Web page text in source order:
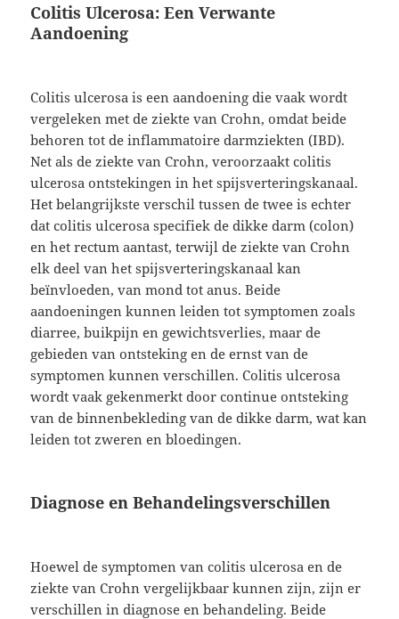
Colitis Ulcerosa: Een Verwante
Aandoening
Colitis ulcerosa is een aandoening die vaak wordt
vergeleken met de ziekte van Crohn, omdat beide
behoren tot de inflammatoire darmziekten (IBD).
Net als de ziekte van Crohn, veroorzaakt colitis
ulcerosa ontstekingen in het spijsverteringskanaal.
Het belangrijkste verschil tussen de twee is echter
dat colitis ulcerosa specifiek de dikke darm (colon)
en het rectum aantast, terwijl de ziekte van Crohn
elk deel van het spijsverteringskanaal kan
beïnvloeden, van mond tot anus. Beide
aandoeningen kunnen leiden tot symptomen zoals
diarree, buikpijn en gewichtsverlies, maar de
gebieden van ontsteking en de ernst van de
symptomen kunnen verschillen. Colitis ulcerosa
wordt vaak gekenmerkt door continue ontsteking
van de binnenbekleding van de dikke darm, wat kan
leiden tot zweren en bloedingen.
Diagnose en Behandelingsverschillen
Hoewel de symptomen van colitis ulcerosa en de
ziekte van Crohn vergelijkbaar kunnen zijn, zijn er
verschillen in diagnose en behandeling. Beide